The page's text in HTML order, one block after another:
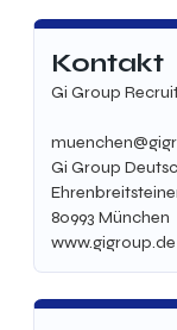
Kontakt
Gi Group
Gi Group
80993 München
www.gigroup.de